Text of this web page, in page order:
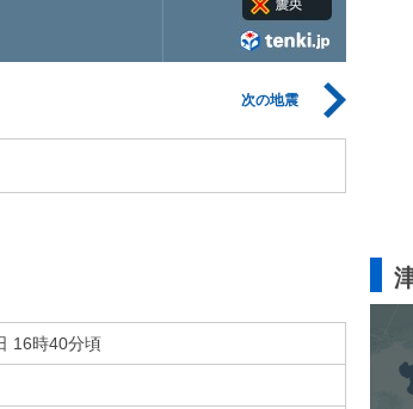
次の地震
16時40分頃